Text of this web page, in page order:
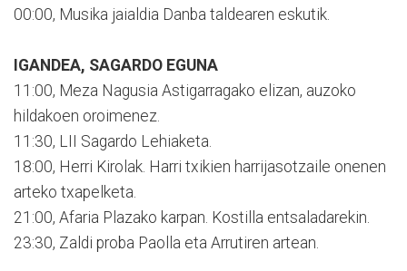
00:00, Musika jaialdia Danba taldearen eskutik.
IGANDEA, SAGARDO EGUNA
11:00, Meza Nagusia Astigarragako elizan, auzoko
hildakoen oroimenez.
11:30, LII Sagardo Lehiaketa.
18:00, Herri Kirolak. Harri txikien harrijasotzaile onenen
arteko txapelketa.
21:00, Afaria Plazako karpan. Kostilla entsaladarekin.
23:30, Zaldi proba Paolla eta Arrutiren artean.